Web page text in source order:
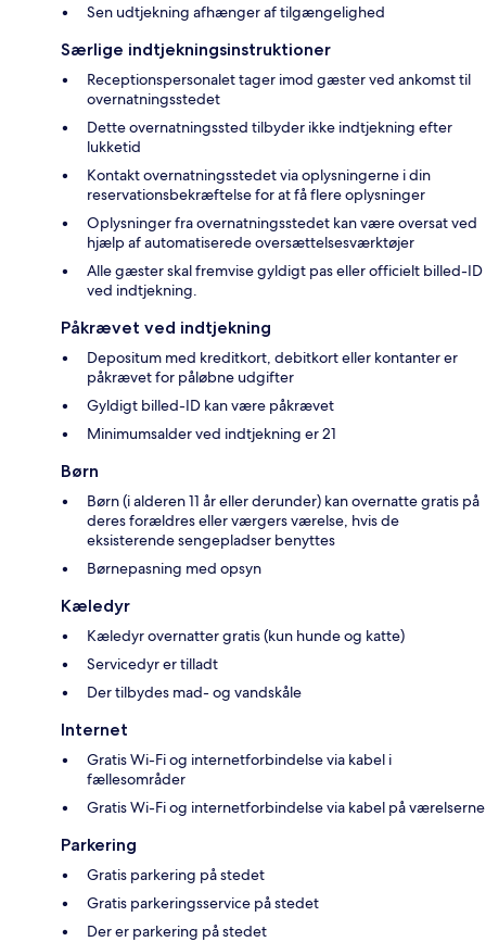
Sen udtjekning afhænger af tilgængelighed
Særlige indtjekningsinstruktioner
Receptionspersonalet tager imod gæster ved ankomst til
overnatningsstedet
Dette overnatningssted tilbyder ikke indtjekning efter
lukketid
Kontakt overnatningsstedet via oplysningerne i din
reservationsbekræftelse for at få flere oplysninger
Oplysninger fra overnatningsstedet kan være oversat ved
hjælp af automatiserede oversættelsesværktøjer
Alle gæster skal fremvise gyldigt pas eller officielt billed-ID
ved indtjekning.
Påkrævet ved indtjekning
Depositum med kreditkort, debitkort eller kontanter er
påkrævet for påløbne udgifter
Gyldigt billed-ID kan være påkrævet
Minimumsalder ved indtjekning er 21
Børn
Børn (i alderen 11 år eller derunder) kan overnatte gratis på
deres forældres eller værgers værelse, hvis de
eksisterende sengepladser benyttes
Børnepasning med opsyn
Kæledyr
Kæledyr overnatter gratis (kun hunde og katte)
Servicedyr er tilladt
Der tilbydes mad- og vandskåle
Internet
Gratis Wi-Fi og internetforbindelse via kabel i
fællesområder
Gratis Wi-Fi og internetforbindelse via kabel på værelserne
Parkering
Gratis parkering på stedet
Gratis parkeringsservice på stedet
Der er parkering på stedet